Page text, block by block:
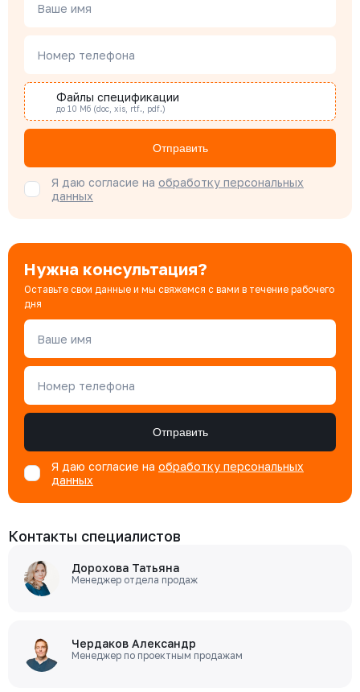
Наталья Гомонова
Бондарюк Евгения
Специалист отдела продаж
Ваше имя
Номер телефона
Файлы спецификации
до 10 Мб (doc, xis, rtf., pdf.)
Отправить
Я даю согласие на обработку персональных
данных
Нужна консультация?
Оставьте свои данные и мы свяжемся с вами в течение рабочего
дня
Ваше имя
Номер телефона
Отправить
Я даю согласие на обработку персональных
данных
Контакты специалистов
Дорохова Татьяна
Менеджер отдела продаж
Чердаков Александр
Менеджер по проектным продажам